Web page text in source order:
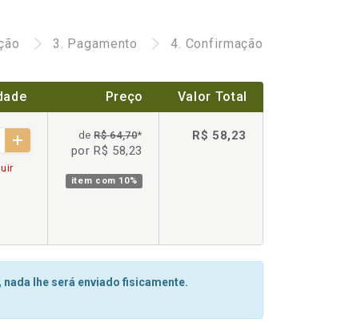
3. Pagamento 4. Confirmação
Preço Valor Total
deR$ 64,70*
por R$ 58,23
item com 10%
R$ 58,23
lhe será enviado fisicamente.